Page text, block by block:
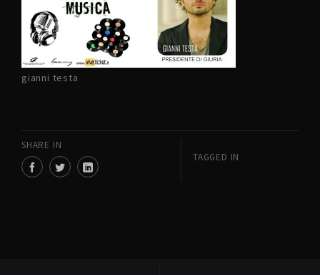
gianni testa
SHARE IN
TAGGED IN